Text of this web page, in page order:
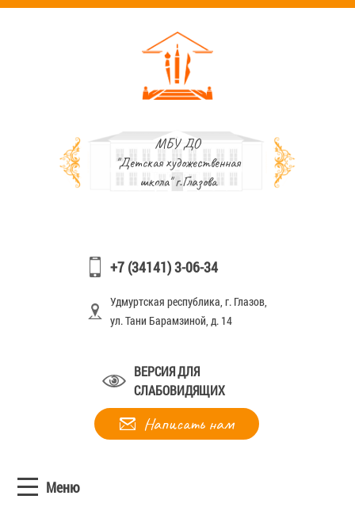
МБУ ДО
"Детская художественная
школа" г.Глазова
+7 (34141) 3-06-34
Удмуртская республика, г. Глазов,
ул. Тани Барамзиной, д. 14
ВЕРСИЯ ДЛЯ
СЛАБОВИДЯЩИХ
Написать нам
Меню